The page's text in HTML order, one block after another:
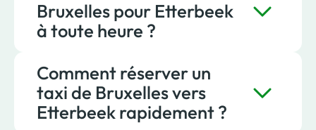
courts, avec un tarif à partir de 14 € chez
Taxis Verts.
Bruxelles pour Etterbeek
à toute heure ?
Vous pouvez trouver un taxi de Bruxelles
vers Etterbeek jour et nuit grâce à Taxis
Verts.
Comment réserver un
taxi de Bruxelles vers
Etterbeek rapidement ?